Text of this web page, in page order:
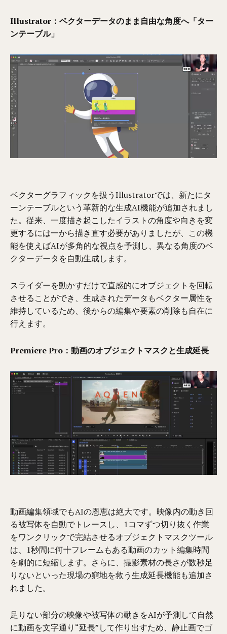
Illustrator：ベクターデータのまま自由な角度へ「ター
ンテーブル」
ベクターグラフィックを扱うIllustratorでは、新たにタ
ーンテーブルという革新的な生成AI機能が追加されまし
た。従来、一度描き起こしたイラストの角度や向きを変
更するには一から描き直す必要がありましたが、この機
能を使えばAIが多角的な視点を予測し、異なる角度のベ
クターデータを自動生成します。
スライダーを動かすだけで直感的にオブジェクトを回転
させることができ、生成されたデータもベクター属性を
維持しているため、後からの編集や要素の削除も自在に
行えます。
Premiere Pro：動画のオブジェクトマスクと生成延長
動画編集領域でもAIの恩恵は絶大です。映像内の動き回
る被写体を自動でトレースし、1コマずつ切り抜く作業
をワンクリックで完結させるオブジェクトマスクツール
は、1秒間に何十フレームもある動画のカット編集時間
を劇的に短縮します。さらに、撮影素材の長さが数秒足
りないといった現場の窮地を救う生成延長機能も追加さ
れました。
足りない部分の映像や被写体の動きをAIが予測して自然
に動画を文字通り“延長”して作り出すため、静止画でゴ